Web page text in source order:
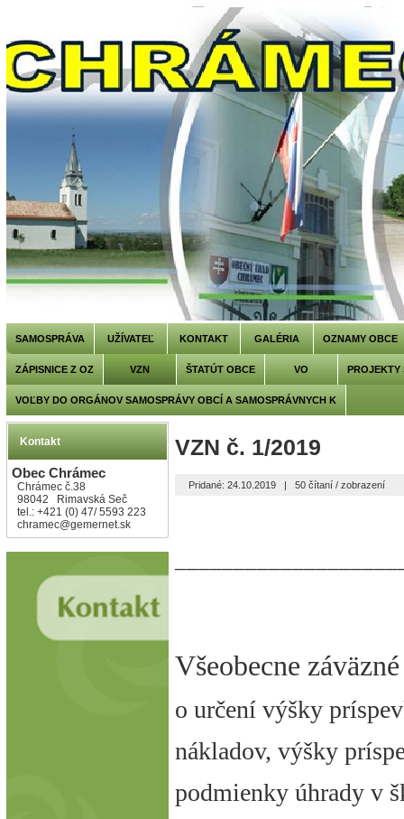
SAMOSPRÁVA UŽÍVATEĽ KONTAKT GALÉRIA OZNAMY OBCE
ZÁPISNICE Z OZ VZN ŠTATÚT OBCE VO PROJEKTY
VOĽBY DO ORGÁNOV SAMOSPRÁVY OBCÍ A SAMOSPRÁVNYCH K
Kontakt
Obec Chrámec
Chrámec č.38
98042 Rimavská Seč
tel.: +421 (0) 47/ 5593 223
chramec@gemernet.sk
VZN č. 1/2019
Pridané: 24.10.2019 |50 čítaní / zobrazení
Všeobecne
o určení výšky
nákladov, výšky
podmienky úhrady v